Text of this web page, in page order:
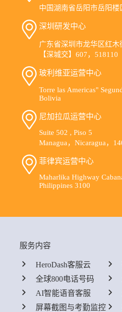
中国湖南省岳阳市岳阳楼
深圳研发中心
广东省深圳市龙华区红
【深城交】607，518110
玻利维亚运营中心
Torre las Americas"
Bolivia
尼加拉瓜运营中心
Suite 502 , Piso 5
Managua，Nicaragua，
菲律宾运营中心
Maharlika Highway
Philippines 3100
服务内容
HeroDash客服云
全球800电话号码
AI智能语音客服
屏幕截图与考勤监控